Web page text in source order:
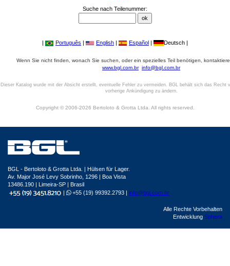
Suche nach Teilenummer:
| Português | English | Español | Deutsch |
Wenn Sie nicht finden, wonach Sie suchen, oder ein spezielles Teil benötigen,
www.bgl.com.br info@bgl.com.br
Dieser Katalog wurde mit der Absicht erstellt, eventuelle Fehler zu vermeiden. BGL behält sich das Recht
vorherige Ankündigung zu ändern.
Copyright © 2006-2026 Bertoloto & Grotta Ltda. All rights reserved.
BGL - Bertoloto & Grotta Ltda. | Hülsen für Lager.
Av. Major José Levy Sobrinho, 1296 | Boa Vista
13486.190 | Limeira-SP | Brasil
|
+55 (19) 99392.2793 | info@bgl.com.br
Alle Rechte Vorbehalten
Entwicklung Sphera